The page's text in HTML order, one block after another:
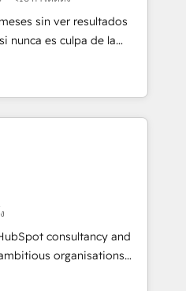
into your
in
Integration and
sin ver resultados
nunca es culpa de la
un problema
en HubSpot. La entrega
caso, abordamos varios
y siempre
de seguir avanzando.
antes de que termine el
Elite Solutions
Yves Rocher,
consultancy and
organisations